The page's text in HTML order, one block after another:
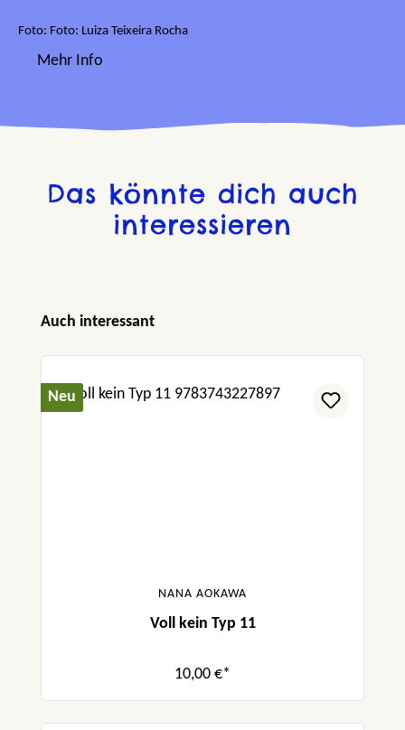
Foto: Foto: Luiza Teixeira Rocha
Mehr Info
Das könnte dich auch
interessieren
Produktgalerie überspringen
Auch interessant
Neu
NANA AOKAWA
Voll kein Typ 11
10,00 €*